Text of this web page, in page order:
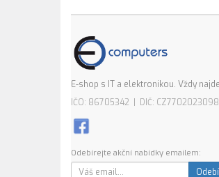
E-shop s IT a elektronikou. Vždy
IČO: 86705342 | DIČ: CZ7702023098
Odebírejte akční nabídky emailem: